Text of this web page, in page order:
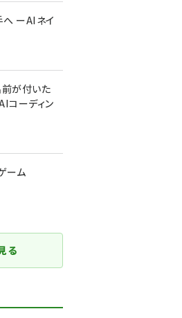
へ ーAIネイ
前が付いた
コーディン
ーム
る